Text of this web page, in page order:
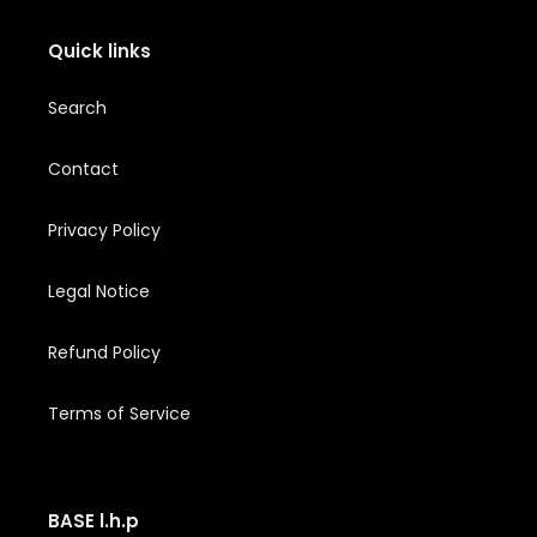
Quick links
Search
Contact
Privacy Policy
Legal Notice
Refund Policy
Terms of Service
BASE l.h.p